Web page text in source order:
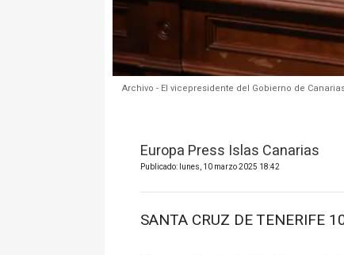
Archivo - El vicepresidente del Gobierno de
Europa Press Islas Canarias
Publicado: lunes, 10 marzo 2025 18:42
SANTA CRUZ DE TENERIFE